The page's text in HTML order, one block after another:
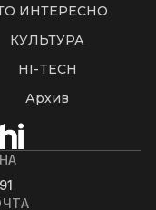
ИНТЕРЕСНО
КУЛЬТУРА
HI-TECH
Архив